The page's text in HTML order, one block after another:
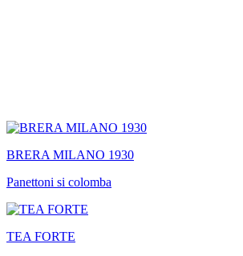
BRERA MILANO 1930
Panettoni si colomba
TEA FORTE